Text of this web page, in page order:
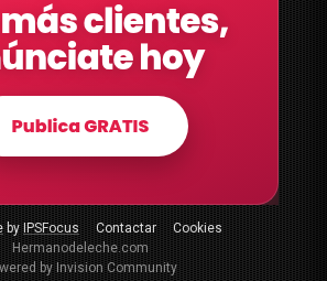
byIPSFocus Contactar
Cookies
Hermanodeleche.com
by Invision Community